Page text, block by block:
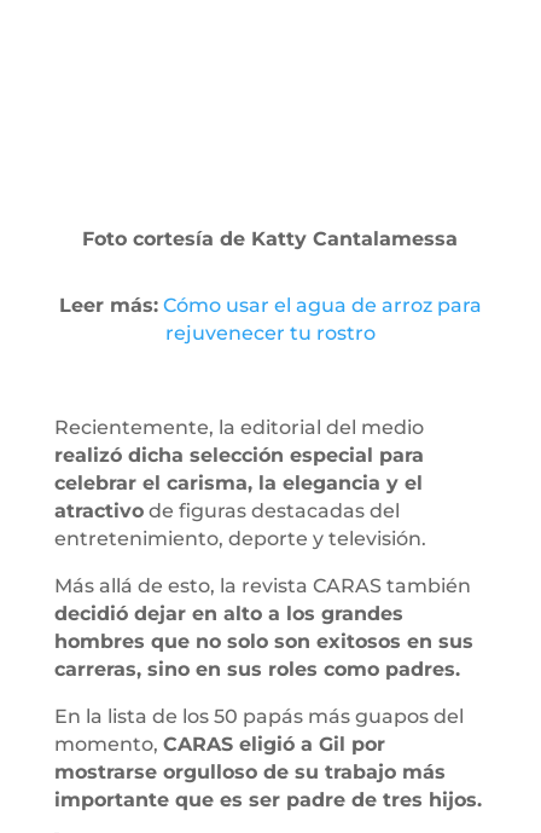
Foto cortesía de Katty Cantalamessa
Leer más: Cómo usar el agua de arroz para
rejuvenecer tu rostro
Recientemente, la editorial del medio
realizó dicha selección especial para
celebrar el carisma, la elegancia y el
atractivode figuras destacadas del
entretenimiento, deporte y televisión.
Más allá de esto, la revista CARAS también
decidió dejar en alto a los grandes
hombres que no solo son exitosos en sus
carreras, sino en sus roles como padres.
En la lista de los 50 papás más guapos del
momento, CARAS eligió a Gil por
mostrarse orgulloso de su trabajo más
importante que es ser padre de tres hijos.